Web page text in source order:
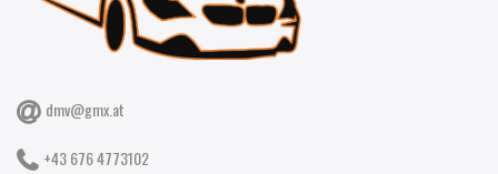
dmv@gmx.at
+43 676 4773102